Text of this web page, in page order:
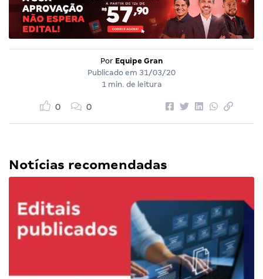
Por Equipe Gran
Publicado em 31/03/20
1 min. de leitura
0 0
Notícias recomendadas